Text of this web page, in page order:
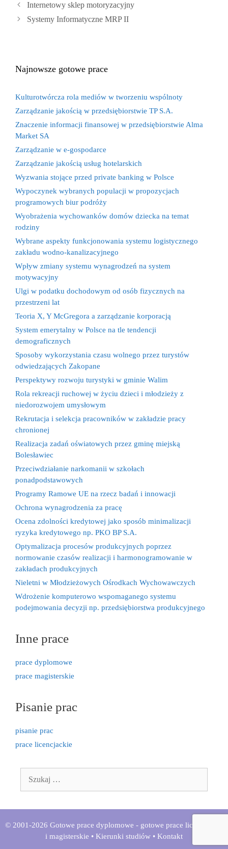
Internetowy sklep motoryzacyjny
Systemy Informatyczne MRP II
Najnowsze gotowe prace
Kulturotwórcza rola mediów w tworzeniu wspólnoty
Zarządzanie jakością w przedsiębiorstwie TP S.A.
Znaczenie informacji finansowej w przedsiębiorstwie Alma
Market SA
Zarządzanie w e-gospodarce
Zarządzanie jakością usług hotelarskich
Wyzwania stojące przed private banking w Polsce
Wypoczynek wybranych populacji w propozycjach
programowych biur podróży
Wyobrażenia wychowanków domów dziecka na temat
rodziny
Wybrane aspekty funkcjonowania systemu logistycznego
zakładu wodno-kanalizacyjnego
Wpływ zmiany systemu wynagrodzeń na system
motywacyjny
Ulgi w podatku dochodowym od osób fizycznych na
przestrzeni lat
Teoria X, Y McGregora a zarządzanie korporacją
System emerytalny w Polsce na tle tendencji
demograficznych
Sposoby wykorzystania czasu wolnego przez turystów
odwiedzających Zakopane
Perspektywy rozwoju turystyki w gminie Walim
Rola rekreacji ruchowej w życiu dzieci i młodzieży z
niedorozwojem umysłowym
Rekrutacja i selekcja pracowników w zakładzie pracy
chronionej
Realizacja zadań oświatowych przez gminę miejską
Bolesławiec
Przeciwdziałanie narkomanii w szkołach
ponadpodstawowych
Programy Ramowe UE na rzecz badań i innowacji
Ochrona wynagrodzenia za pracę
Ocena zdolności kredytowej jako sposób minimalizacji
ryzyka kredytowego np. PKO BP S.A.
Optymalizacja procesów produkcyjnych poprzez
normowanie czasów realizacji i harmonogramowanie w
zakładach produkcyjnych
Nieletni w Młodzieżowych Ośrodkach Wychowawczych
Wdrożenie komputerowo wspomaganego systemu
podejmowania decyzji np. przedsiębiorstwa produkcyjnego
Inne prace
prace dyplomowe
prace magisterskie
Pisanie prac
pisanie prac
prace licencjackie
© 2001-2026 Gotowe prace dyplomowe - gotowe prace licencjackie
i magisterskie • Kierunki studiów • Kontakt